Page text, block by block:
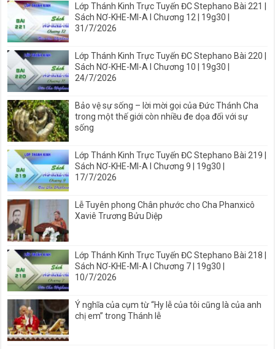
Lớp Thánh Kinh Trực Tuyến ĐC Stephano Bài 221 |
Sách NƠ-KHE-MI-A I Chương 12 | 19g30 |
31/7/2026
Lớp Thánh Kinh Trực Tuyến ĐC Stephano Bài 220 |
Sách NƠ-KHE-MI-A I Chương 10 | 19g30 |
24/7/2026
Bảo vệ sự sống – lời mời gọi của Đức Thánh Cha
trong một thế giới còn nhiều đe dọa đối với sự
sống
Lớp Thánh Kinh Trực Tuyến ĐC Stephano Bài 219 |
Sách NƠ-KHE-MI-A I Chương 9 | 19g30 |
17/7/2026
Lễ Tuyên phong Chân phước cho Cha Phanxicô
Xaviê Trương Bửu Diệp
Lớp Thánh Kinh Trực Tuyến ĐC Stephano Bài 218 |
Sách NƠ-KHE-MI-A I Chương 7 | 19g30 |
10/7/2026
Ý nghĩa của cụm từ “Hy lễ của tôi cũng là của anh
chị em” trong Thánh lễ